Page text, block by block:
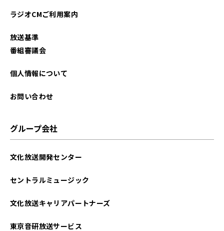
2025年09月
2025年06月
ラジオCMご利用案内
放送基準
番組審議会
個人情報について
お問い合わせ
グループ会社
文化放送開発センター
セントラルミュージック
文化放送キャリアパートナーズ
東京音研放送サービス